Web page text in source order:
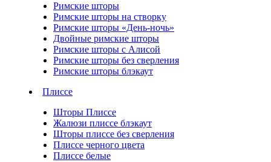
Римские шторы
Римские шторы на створку
Римские шторы «День-ночь»
Двойные римские шторы
Римские шторы с Алисой
Римские шторы без сверления
Римские шторы блэкаут
Плиссе
Шторы Плиссе
Жалюзи плиссе блэкаут
Шторы плиссе без сверления
Плиссе черного цвета
Плиссе белые